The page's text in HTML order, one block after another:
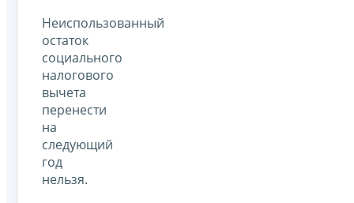
Неиспользованный
остаток
социального
налогового
вычета
перенести
на
следующий
год
нельзя.